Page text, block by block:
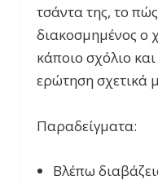
τσάντα της, το
διακοσμημένος ο
κάποιο σχόλιο
ερώτηση σχετικά
Παραδείγματα:
Βλέπω